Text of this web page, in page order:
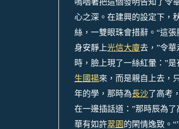
嗚咽著把這個發明告知了令
心之深。 在建興的設定下，
絲，一雙眼珠會措辭。 “這張
身安靜上光信大廈去， ”令華
時，臉上現了一絲紅暈：”
生國揚來，而是親自上去，
年的學，那時為長沙了高考
在一邊插話道： ”那時辰為了
華有如許翠園 的閑情逸致。